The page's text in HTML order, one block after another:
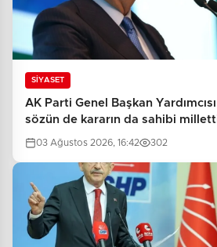
SİYASET
AK Parti Genel Başkan
sözün de kararın da sahibi
03 Ağustos 2026, 16:42 302